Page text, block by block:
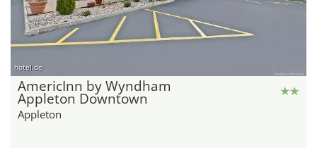
hotel.de
AmericInn by Wyndham
Appleton Downtown
Appleton